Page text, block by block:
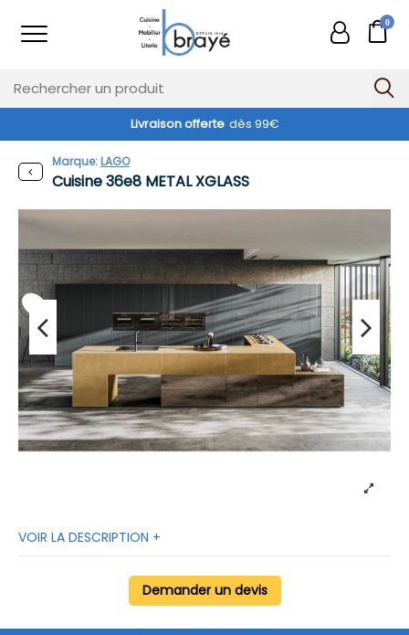
0
Livraison offerte dès 99€
Cuisine 36e8 METAL XGLASS
Marque:LAGO
VOIR LA DESCRIPTION +
Demander un devis